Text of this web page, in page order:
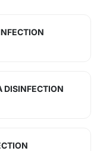
DISINFECTION